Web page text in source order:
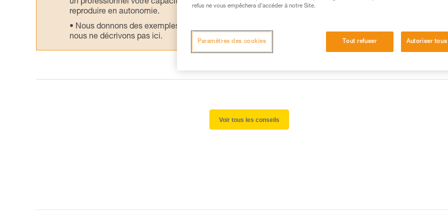
un professionnel votre capacité à refaire la manipulation, seul, en toute sécurité, avant de la
reproduire en autonomie.
Nous donnons des exemples de techniques liées à votre activité. Il peut en exister d’autres que
nous ne décrivons pas ici.
Voir tous les conseils
refus ne vous empêchera d’accéder à notre Site.
Tout refuser Autoriser
Paramètres des cookies